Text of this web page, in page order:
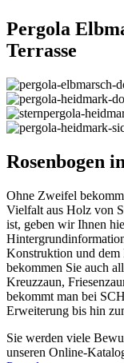
Pergola
Terrasse
Rosenbogen
Ohne Zweifel
Vielfalt aus Holz von
ist, geben wir Ihnen
Konstruktion und dem
bekommen Sie auch
Kreuzzaun,
bekommt man bei
Erweiterung bis hin
Sie werden viele
unseren Online-